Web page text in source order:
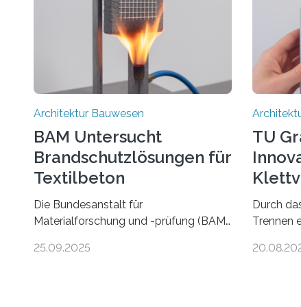
Architektur Bauwesen
BAM Untersucht
Brandschutzlösungen für
Textilbeton
Die Bundesanstalt für
Materialforschung und -prüfung (BAM)
Energieeffiziente Gebäude der CTU in
25.09.2025
TU
Durch
Trennen